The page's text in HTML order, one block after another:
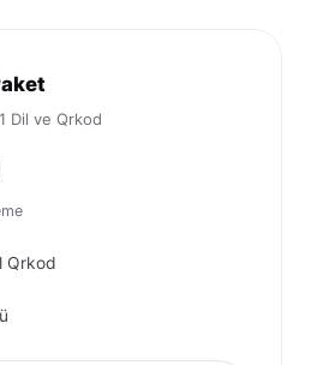
Dil ve Qrkod
Qrkod